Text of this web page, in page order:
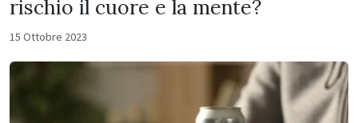
rischio il cuore e la mente?
15 Ottobre 2023